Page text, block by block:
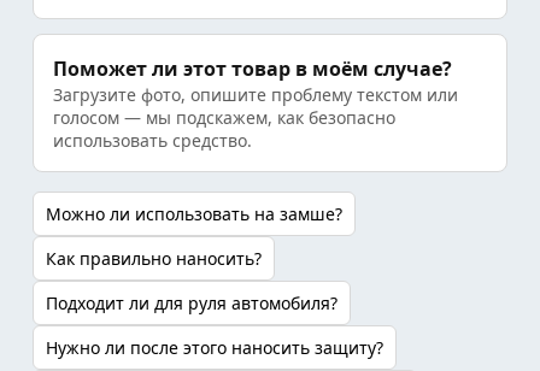
Поможет ли этот товар в моём случае?
Загрузите фото, опишите проблему текстом или
голосом — мы подскажем, как безопасно
использовать средство.
Можно ли использовать на замше?
Как правильно наносить?
Подходит ли для руля автомобиля?
Нужно ли после этого наносить защиту?